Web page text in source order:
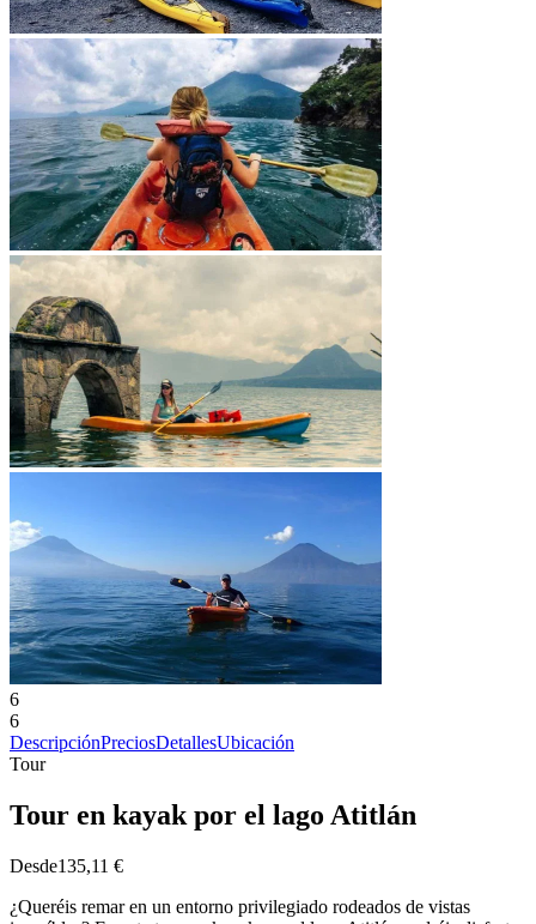
6
6
DescripciónPreciosDetallesUbicación
Tour
Tour en kayak por el lago Atitlán
Desde135,11 €
¿Queréis remar en un entorno privilegiado rodeados de vistas